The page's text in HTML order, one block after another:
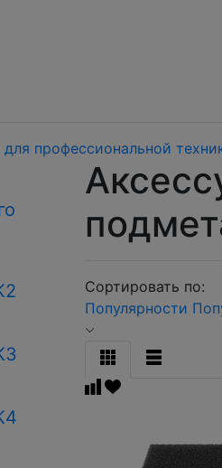
профессиональной
Сортировать по:
Популярности